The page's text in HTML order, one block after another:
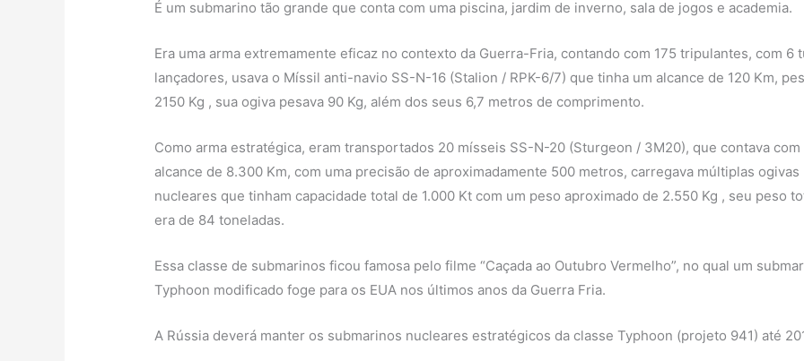
É um submarino tão grande que conta com uma piscina, jardim de inverno, sala de jogos e academia.
Era uma arma extremamente eficaz no contexto da Guerra-Fria, contando com 175 tripulantes, com 6
lançadores, usava o Míssil anti-navio SS-N-16 (Stalion / RPK-6/7) que tinha um alcance de 120 Km,
2150 Kg , sua ogiva pesava 90 Kg, além dos seus 6,7 metros de comprimento.
Como arma estratégica, eram transportados 20 mísseis SS-N-20 (Sturgeon / 3M20), que contava com
alcance de 8.300 Km, com uma precisão de aproximadamente 500 metros, carregava múltiplas ogivas
nucleares que tinham capacidade total de 1.000 Kt com um peso aproximado de 2.550 Kg , seu peso
era de 84 toneladas.
Essa classe de submarinos ficou famosa pelo filme “Caçada ao Outubro Vermelho”, no qual um
Typhoon modificado foge para os EUA nos últimos anos da Guerra Fria.
A Rússia deverá manter os submarinos nucleares estratégicos da classe Typhoon (projeto 941) até